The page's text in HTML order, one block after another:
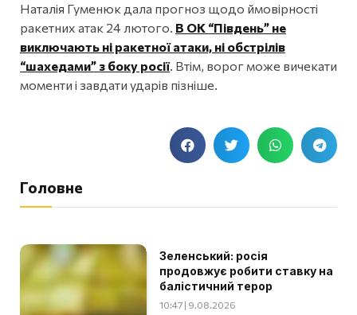
Наталія Гуменюк дала прогноз щодо ймовірності
ракетних атак 24 лютого. В ОК “Південь” не
виключають ні ракетної атаки, ні обстрілів
“шахедами” з боку росії. Втім, ворог може вичекати
моменти і завдати ударів пізніше.
Головне
Зеленський: росія
продовжує робити ставку на
балістичний терор
10:47 | 9.08.2026